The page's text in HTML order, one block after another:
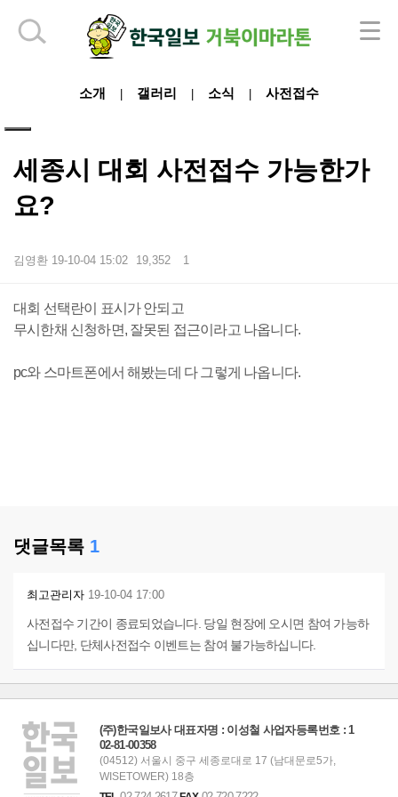
소개 갤러리 소식 사전접수
세종시 대회 사전접수 가능한가
요?
김영환 19-10-04 15:02 19,352 1
본문
대회 선택란이 표시가 안되고
무시한채 신청하면, 잘못된 접근이라고 나옵니다.
pc와 스마트폰에서 해봤는데 다 그렇게 나옵니다.
댓글목록 1
최고관리자 19-10-04 17:00
사전접수 기간이 종료되었습니다. 당일 현장에 오시면 참여 가능하
십니다만, 단체사전접수 이벤트는 참여 불가능하십니다.
하단 영역
(주)한국일보사 대표자명 : 이성철 사업자등록번호 : 1
02-81-00358
(04512) 서울시 중구 세종로대로 17 (남대문로5가,
WISETOWER) 18층